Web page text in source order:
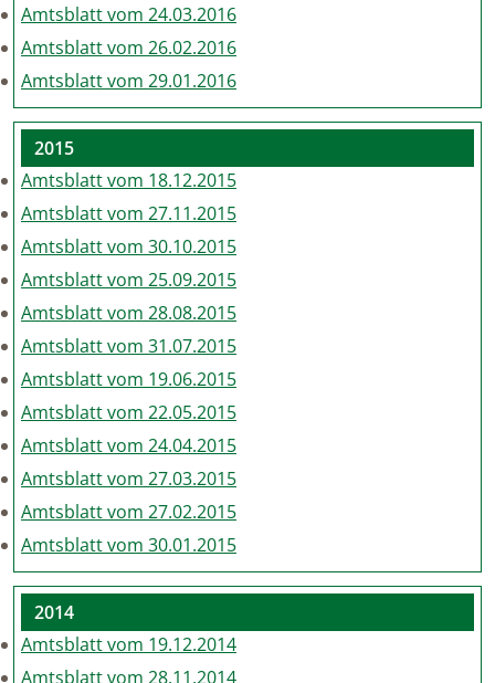
Amtsblatt vom 24.03.2016
Amtsblatt vom 26.02.2016
Amtsblatt vom 29.01.2016
2015
Amtsblatt vom 18.12.2015
Amtsblatt vom 27.11.2015
Amtsblatt vom 30.10.2015
Amtsblatt vom 25.09.2015
Amtsblatt vom 28.08.2015
Amtsblatt vom 31.07.2015
Amtsblatt vom 19.06.2015
Amtsblatt vom 22.05.2015
Amtsblatt vom 24.04.2015
Amtsblatt vom 27.03.2015
Amtsblatt vom 27.02.2015
Amtsblatt vom 30.01.2015
2014
Amtsblatt vom 19.12.2014
Amtsblatt vom 28.11.2014